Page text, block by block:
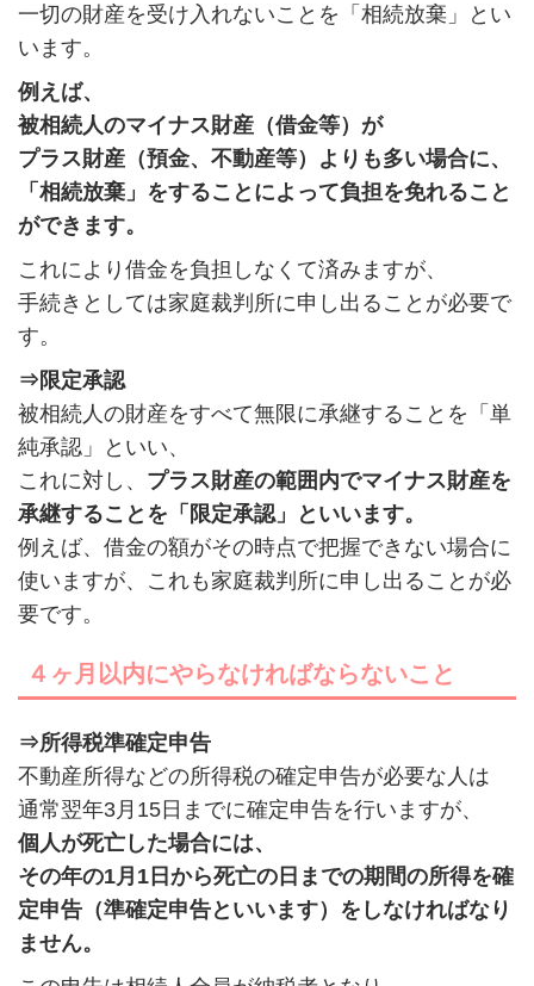
一切の財産を受け入れないことを「相続放棄」とい
います。
例えば、
被相続人のマイナス財産（借金等）が
プラス財産（預金、不動産等）よりも多い場合に、
「相続放棄」をすることによって負担を免れること
ができます。
これにより借金を負担しなくて済みますが、
手続きとしては家庭裁判所に申し出ることが必要で
す。
⇒限定承認
被相続人の財産をすべて無限に承継することを「単
純承認」といい、
これに対し、 プラス財産の範囲内でマイナス財産を
承継することを「限定承認」といいます。
例えば、借金の額がその時点で把握できない場合に
使いますが、これも家庭裁判所に申し出ることが必
要です。
４ヶ月以内にやらなければならないこと
⇒所得税準確定申告
不動産所得などの所得税の確定申告が必要な人は
通常翌年3月15日までに確定申告を行いますが、
個人が死亡した場合には、
その年の1月1日から死亡の日までの期間の所得を確
定申告（準確定申告といいます）をしなければなり
ません。